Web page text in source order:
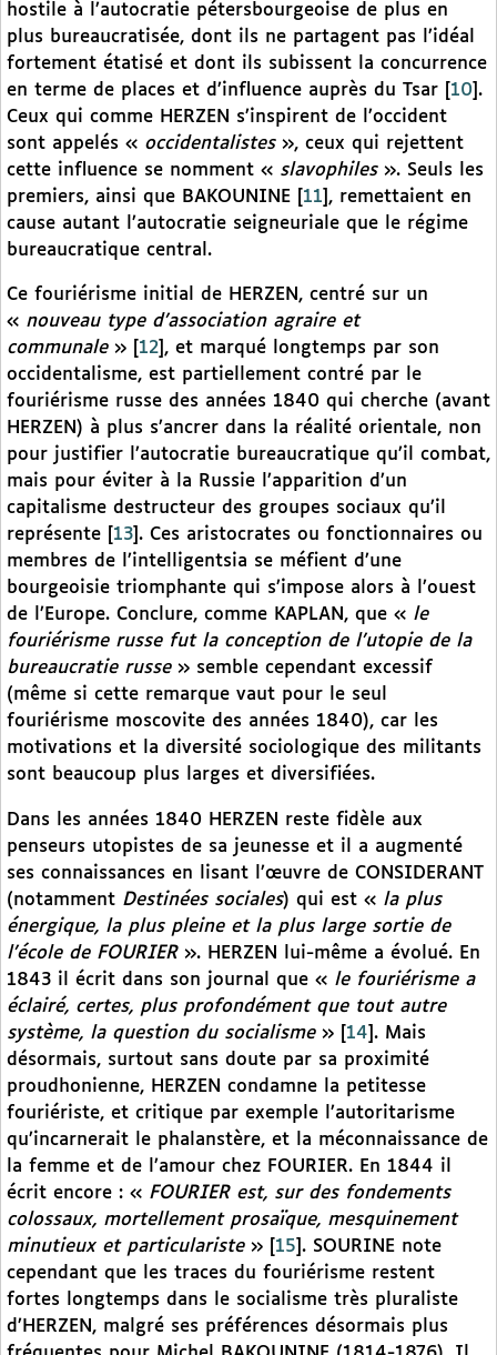
hostile à l’autocratie pétersbourgeoise de plus en
plus bureaucratisée, dont ils ne partagent pas l’idéal
fortement étatisé et dont ils subissent la concurrence
en terme de places et d’influence auprès du Tsar
10 .
Ceux qui comme HERZEN s’inspirent de l’occident
sont appelés « occidentalistes», ceux qui rejettent
cette influence se nomment « slavophiles». Seuls les
premiers, ainsi que BAKOUNINE
11 , remettaient en
cause autant l’autocratie seigneuriale que le régime
bureaucratique central.
Ce fouriérisme initial de HERZEN, centré sur un
« nouveau type d’association agraire et
communale» 12 , et marqué longtemps par son
occidentalisme, est partiellement contré par le
fouriérisme russe des années 1840 qui cherche (avant
HERZEN) à plus s’ancrer dans la réalité orientale, non
pour justifier l’autocratie bureaucratique qu’il combat,
mais pour éviter à la Russie l’apparition d’un
capitalisme destructeur des groupes sociaux qu’il
représente
13 . Ces aristocrates ou fonctionnaires ou
membres de l’intelligentsia se méfient d’une
bourgeoisie triomphante qui s’impose alors à l’ouest
de l’Europe. Conclure, comme KAPLAN, que « le
fouriérisme russe fut la conception de l’utopie de la
bureaucratie russe» semble cependant excessif
(même si cette remarque vaut pour le seul
fouriérisme moscovite des années 1840), car les
motivations et la diversité sociologique des militants
sont beaucoup plus larges et diversifiées.
Dans les années 1840 HERZEN reste fidèle aux
penseurs utopistes de sa jeunesse et il a augmenté
ses connaissances en lisant l’œuvre de CONSIDERANT
(notamment Destinées sociales) qui est « la plus
énergique, la plus pleine et la plus large sortie de
l’école de FOURIER». HERZEN lui-même a évolué. En
1843 il écrit dans son journal que « le fouriérisme a
éclairé, certes, plus profondément que tout autre
système, la question du socialisme» 14 . Mais
désormais, surtout sans doute par sa proximité
proudhonienne, HERZEN condamne la petitesse
fouriériste, et critique par exemple l’autoritarisme
qu’incarnerait le phalanstère, et la méconnaissance de
la femme et de l’amour chez FOURIER. En 1844 il
écrit encore : « FOURIER est, sur des fondements
colossaux, mortellement prosaïque, mesquinement
minutieux et particulariste» 15 . SOURINE note
cependant que les traces du fouriérisme restent
fortes longtemps dans le socialisme très pluraliste
d’HERZEN, malgré ses préférences désormais plus